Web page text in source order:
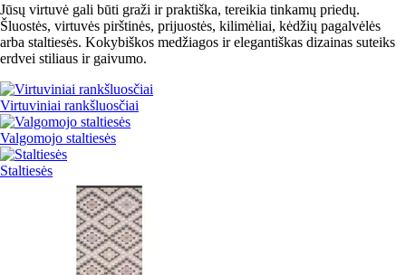
Jūsų virtuvė gali būti graži ir praktiška, tereikia tinkamų priedų.
Šluostės, virtuvės pirštinės, prijuostės, kilimėliai, kėdžių pagalvėlės
arba staltiesės. Kokybiškos medžiagos ir elegantiškas dizainas suteiks
erdvei stiliaus ir gaivumo.
Virtuviniai rankšluosčiai
Valgomojo staltiesės
Staltiesės